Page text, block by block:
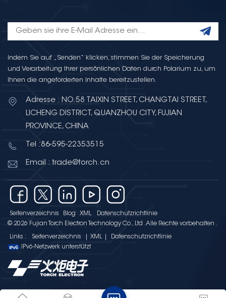
Indem Sie auf „Senden“ klicken, stimmen Sie der Speicherung
und Verarbeitung Ihrer persönlichen Daten durch Polarium zu, um
Ihnen die angeforderten Inhalte bereitzustellen.
Adresse : NO.58 TAIXIN STREET, CHANGTAI STREET,
LICHENG DISTRICT, QUANZHOU CITY, FUJIAN
PROVINCE, CHINA
Tel :86-595-22353515
Email : trade@torch.cn
Seitenverzeichnis Blog XML
Datenschutzrichtlinie
© 2026 Fujian Torch Electron Technology Co., Ltd .Alle Rechte vorbehalten .
Links : Seitenverzeichnis XML
Datenschutzrichtlinie
IPv6-Netzwerk unterstützt